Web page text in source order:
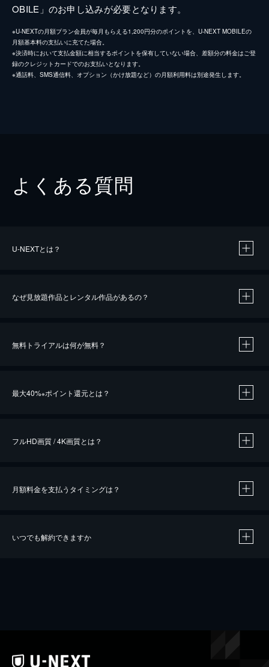
OBILE」のお申し込みが必要となります。
※U-NEXTの月額プラン会員が毎月もらえる1,200円分のポイントを、U-NEXT MOBILEの
月額基本料の支払いに充てた場合。
※決済時において支払金額に相当するポイントを保有していない場合、差額分の料金はご登
録のクレジットカードでのお支払いとなります。
※通話料、SMS通信料、オプション（かけ放題など）の月額利用料は別途発生します。
よくある質問
U-NEXTとは？
なぜ見放題作品とレンタル作品があるの？
無料トライアルは何が無料？
最大40%※ポイント還元とは？
※40％ポイント還元の対象は、クレジットカード決済による作品の購入 / レンタルです。
フルHD画質 / 4K画質とは？
月額料金を支払うタイミングは？
いつでも解約できますか